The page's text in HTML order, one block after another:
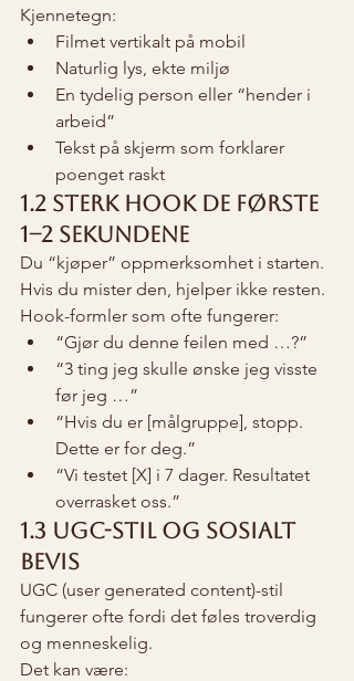
Kjennetegn:
Filmet vertikalt på mobil
Naturlig lys, ekte miljø
En tydelig person eller “hender i
arbeid”
Tekst på skjerm som forklarer
poenget raskt
1.2 Sterk hook de første
1–2 sekundene
Du “kjøper” oppmerksomhet i starten.
Hvis du mister den, hjelper ikke resten.
Hook-formler som ofte fungerer:
“Gjør du denne feilen med …?”
“3 ting jeg skulle ønske jeg visste
før jeg …”
“Hvis du er [målgruppe], stopp.
Dette er for deg.”
“Vi testet [X] i 7 dager. Resultatet
overrasket oss.”
1.3 UGC-stil og sosialt
bevis
UGC (user generated content)-stil
fungerer ofte fordi det føles troverdig
og menneskelig.
Det kan være: